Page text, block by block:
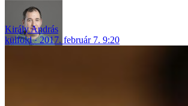
Király András
külföld
2017. február 7. 9:20